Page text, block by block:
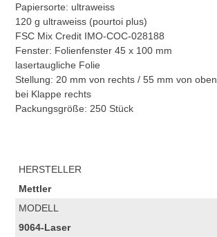
Papiersorte: ultraweiss
120 g ultraweiss (pourtoi plus)
FSC Mix Credit IMO-COC-028188
Fenster: Folienfenster 45 x 100 mm
lasertaugliche Folie
Stellung: 20 mm von rechts / 55 mm von oben
bei Klappe rechts
Packungsgröße: 250 Stück
HERSTELLER
Mettler
MODELL
9064-Laser